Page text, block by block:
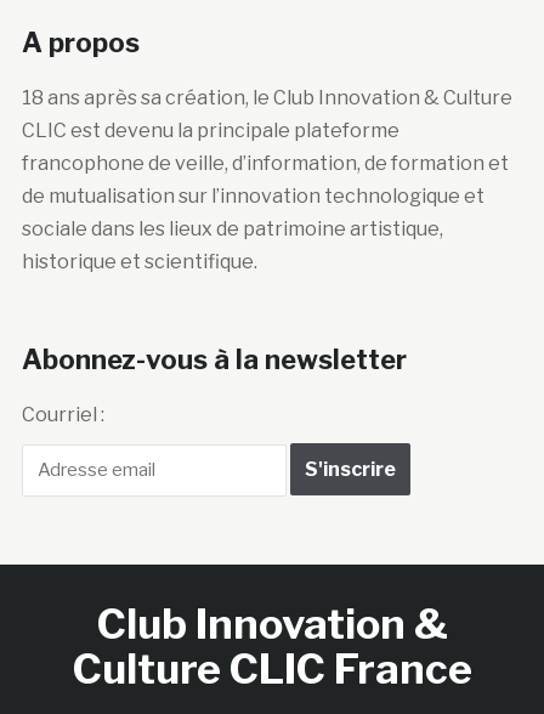
A propos
18 ans après sa création, le Club Innovation & Culture
CLIC est devenu la principale plateforme
francophone de veille, d’information, de formation et
de mutualisation sur l’innovation technologique et
sociale dans les lieux de patrimoine artistique,
historique et scientifique.
Abonnez-vous à la newsletter
Courriel :
Club Innovation &
Culture CLIC France